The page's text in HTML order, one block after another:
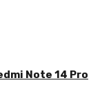
Note 14 Pro